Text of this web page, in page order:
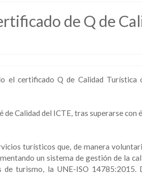
de Q de
el certificado Q de Calidad Turística
Calidad del ICTE, tras superarse con
turísticos que, de manera
un sistema de gestión de la
turismo, la UNE-ISO 14785:2015.